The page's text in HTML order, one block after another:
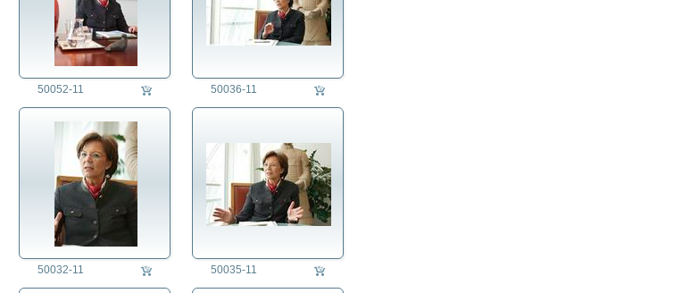
50052-11 50036-11
50032-11 50035-11